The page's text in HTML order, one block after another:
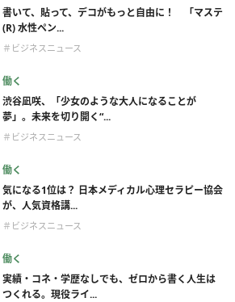
書いて、貼って、デコがもっと自由に！ 「マステ
(R) 水性ペン...
＃ビジネスニュース
働く
渋谷凪咲、「少女のような大人になることが
夢」。未来を切り開く“...
＃ビジネスニュース
働く
気になる1位は？ 日本メディカル心理セラピー協会
が、人気資格講...
＃ビジネスニュース
働く
実績・コネ・学歴なしでも、ゼロから書く人生は
つくれる。現役ライ...